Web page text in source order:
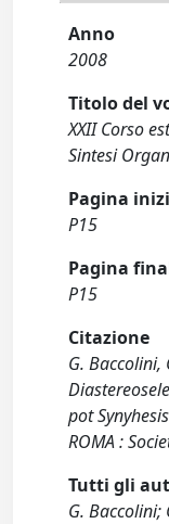
Anno
2008
Titolo del
XXII Corso
Sintesi
Pagina
P15
Pagina
P15
Citazione
G. Baccolini,
pot
ROMA :
Tutti gli
G. Baccolini;